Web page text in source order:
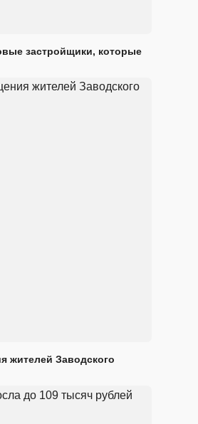
застройщики, которые
жителей Заводского